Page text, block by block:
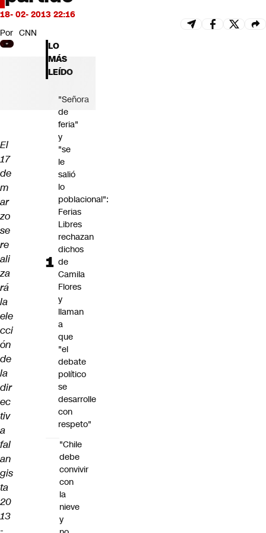
Futuro 360
18- 02- 2013 22:16
Por CNN
El
17
de
m
ar
zo
se
re
ali
za
rá
la
ele
cci
ón
de
la
dir
ec
tiv
a
fal
an
gis
ta
20
13
-
LO
MÁS
LEÍDO
"Señora
de
feria"
y
"se
le
salió
lo
poblacional":
Ferias
Libres
rechazan
dichos
de
Camila
Flores
y
llaman
a
que
"el
debate
político
se
desarrolle
con
respeto"
"Chile
debe
convivir
con
la
nieve
y